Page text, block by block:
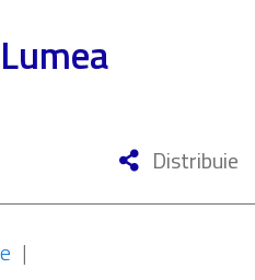
Distribuie
|